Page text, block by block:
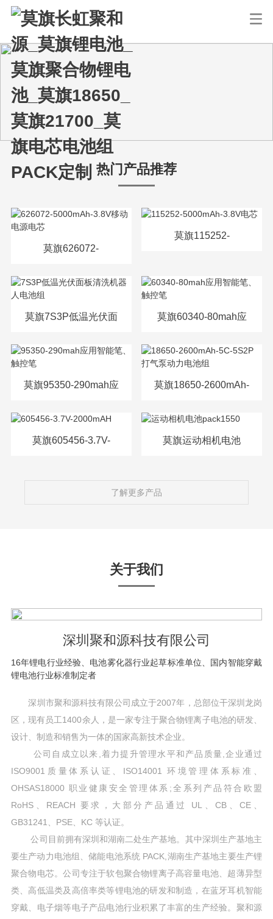
热门产品推荐
莫旗626072-
莫旗115252-
莫旗7S3P低温光伏面 莫旗60340-80mah应
莫旗95350-290mah应 莫旗18650-2600mAh-
电池组
莫旗605456-3.7V- 莫旗运动相机电池
了解更多产品
关于我们
深圳聚和源科技有限公司
16年锂电行业经验、电池雾化器行业起草标准单位、国内智能穿戴
锂电池行业标准制定者
深圳市聚和源科技有限公司成立于2007年，总部位干深圳龙岗
区，现有员工1400余人，是一家专注于聚合物锂离子电池的研发、
设计、制造和销售为一体的国家高新技术企业。
公司自成立以来,着力提升管理水平和产品质量,企业通过
ISO9001质量体系认证、ISO14001 环境管理体系标准、
OHSAS18000 职业健康安全管理体系;全系列产品符合欧盟
RoHS、REACH 要求，大部分产品通过 UL、CB、CE、
GB31241、PSE、KC 等认证。
公司目前拥有深圳和湖南二处生产基地。其中深圳生产基地主
要生产动力电池组、储能电池系统 PACK,湖南生产基地主要生产锂
聚合物电芯。公司专注于软包聚合物锂离子高容量电池、超薄异型
类、高低温类及高倍率类等锂电池的研发和制造，在蓝牙耳机智能
穿戴、电子烟等电子产品电池行业积累了丰富的生产经验。聚和源